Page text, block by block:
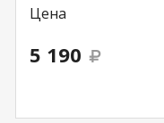
Цена
5 190